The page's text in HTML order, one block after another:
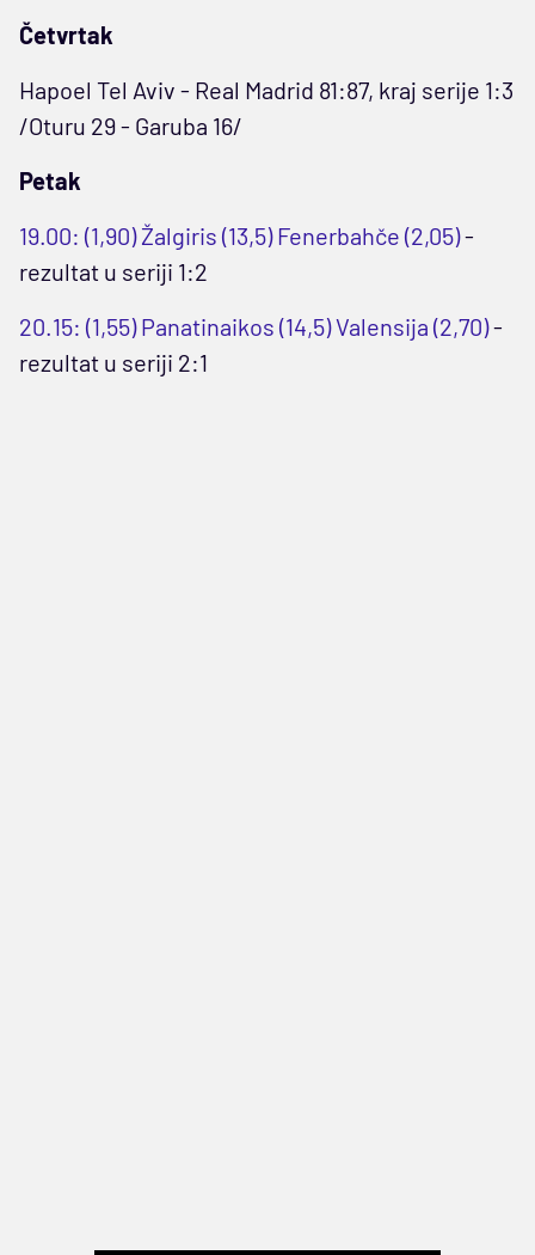
Četvrtak
Hapoel Tel Aviv - Real Madrid 81:87, kraj serije 1:3
/Oturu 29 - Garuba 16/
Petak
19.00: (1,90) Žalgiris (13,5) Fenerbahče (2,05)-
rezultat u seriji 1:2
20.15: (1,55) Panatinaikos (14,5) Valensija (2,70)-
rezultat u seriji 2:1